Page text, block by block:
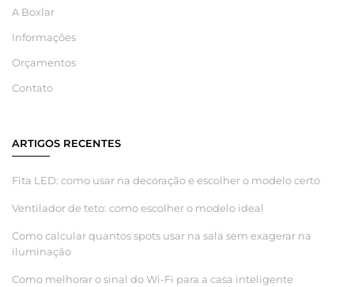
A Boxlar
Informações
Orçamentos
Contato
ARTIGOS RECENTES
Fita LED: como usar na decoração e escolher o modelo certo
Ventilador de teto: como escolher o modelo ideal
Como calcular quantos spots usar na sala sem exagerar na
iluminação
Como melhorar o sinal do Wi-Fi para a casa inteligente